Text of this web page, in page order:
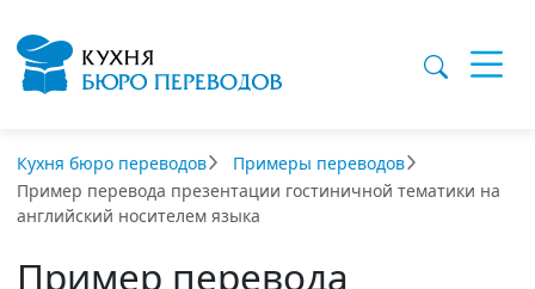
Кухня бюро переводов
Примеры переводов
Пример перевода презентации гостиничной тематики на
английский носителем языка
Пример перевода